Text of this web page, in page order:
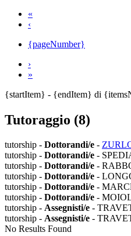
«
‹
{pageNumber}
›
»
{startItem} - {endItem} di
Tutoraggio (8)
tutorship - Dottorandi/e -
tutorship - Dottorandi/e -
tutorship - Dottorandi/e -
tutorship - Dottorandi/e -
tutorship - Dottorandi/e -
tutorship - Dottorandi/e -
tutorship - Assegnisti/e -
tutorship - Assegnisti/e -
No Results Found